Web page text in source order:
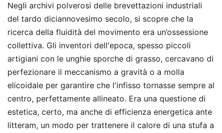
Negli archivi polverosi delle brevettazioni industriali
del tardo diciannovesimo secolo, si scopre che la
ricerca della fluidità del movimento era un’ossessione
collettiva. Gli inventori dell'epoca, spesso piccoli
artigiani con le unghie sporche di grasso, cercavano di
perfezionare il meccanismo a gravità o a molla
elicoidale per garantire che l'infisso tornasse sempre al
centro, perfettamente allineato. Era una questione di
estetica, certo, ma anche di efficienza energetica ante
litteram, un modo per trattenere il calore di una stufa a